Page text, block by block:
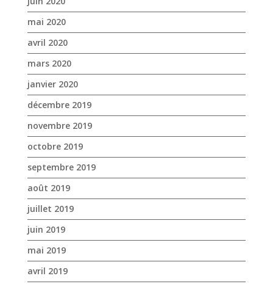
mai 2020
avril 2020
mars 2020
janvier 2020
décembre 2019
novembre 2019
octobre 2019
septembre 2019
août 2019
juillet 2019
juin 2019
mai 2019
avril 2019